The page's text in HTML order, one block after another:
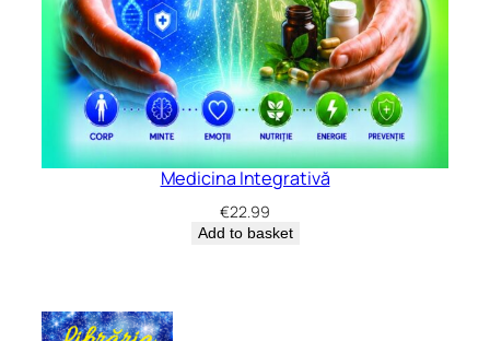
Medicina Integrativă
€22.99
Add to basket